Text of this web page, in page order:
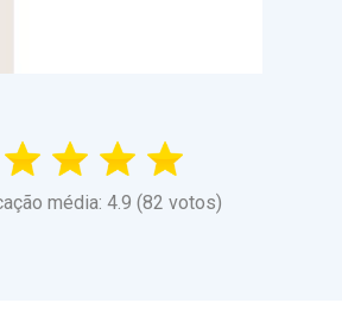
média: 4.9 (82 votos)